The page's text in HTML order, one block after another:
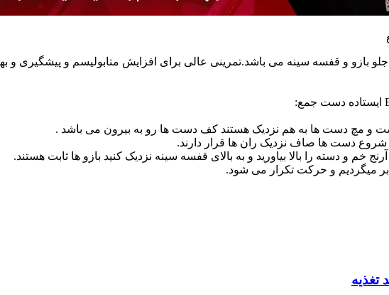
بازو و قفسه سینه می باشد.تمرینی عالی برای افزایش متابولیسم و پیشگیری و
تغذیه